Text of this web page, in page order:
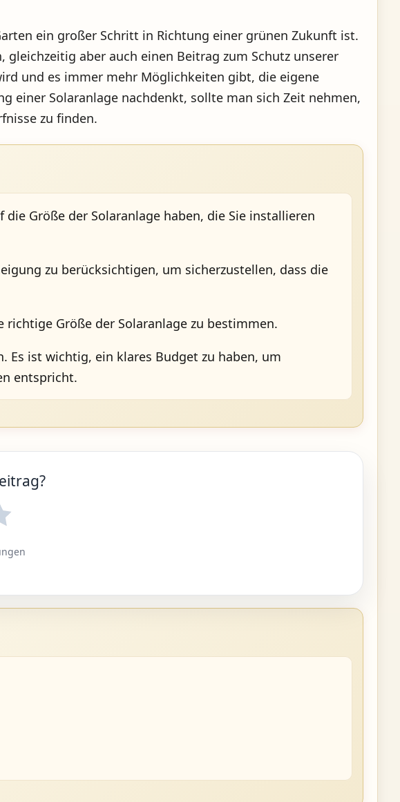
ein großer Schritt in Richtung einer grünen Zukunft ist.
aber auch einen Beitrag zum Schutz unserer
und es immer mehr Möglichkeiten gibt, die eigene
einer Solaranlage nachdenkt, sollte man sich Zeit nehmen,
zu finden.
Größe der Solaranlage haben, die Sie installieren
zu berücksichtigen, um sicherzustellen, dass die
Größe der Solaranlage zu bestimmen.
Es ist wichtig, ein klares Budget zu haben, um
entspricht.